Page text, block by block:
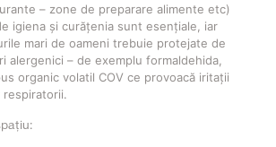
– zone de preparare alimente etc)
igiena și curățenia sunt esențiale, iar
mari de oameni trebuie protejate de
alergenici – de exemplu formaldehida,
organic volatil COV ce provoacă iritații
respiratorii.